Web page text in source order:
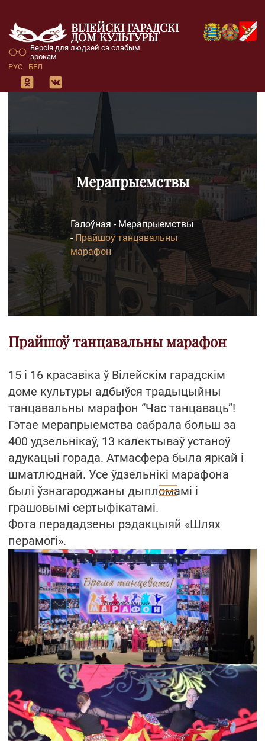
ВІЛЕЙСКІ ГАРАДСКІ
ДОМ КУЛЬТУРЫ
Версія для людзей са слабым
зрокам
РУС
БЕЛ
Мерапрыемствы
Галоўная - Мерапрыемствы
- Прайшоў танцавальны
марафон
Прайшоў танцавальны марафон
15 і 16 красавіка ў Вілейскім гарадскім
доме культуры адбыўся традыцыйны
танцавальны марафон “Час танцаваць”!
Гэтае мерапрыемства сабрала больш за
400 удзельнікаў, 13 калектываў устаноў
адукацыі горада. Атмасфера была яркай і
шматлюднай. Усе ўдзельнікі марафона
былі ўзнагароджаны дыпломамі і
грашовымі сертыфікатамі.
Фота перададзены рэдакцыяй «Шлях
перамогі».